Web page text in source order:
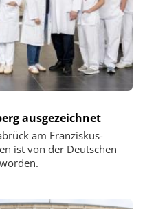
ausgezeichnet
am Franziskus-
ist von der Deutschen